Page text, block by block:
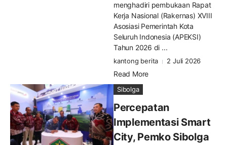
menghadiri pembukaan Rapat
Kerja Nasional (Rakernas) XVIII
Asosiasi Pemerintah Kota
Seluruh Indonesia (APEKSI)
Tahun 2026 di ...
kantong berita 2 Juli 2026
Read More
Sibolga
Percepatan
Implementasi Smart
City, Pemko Sibolga